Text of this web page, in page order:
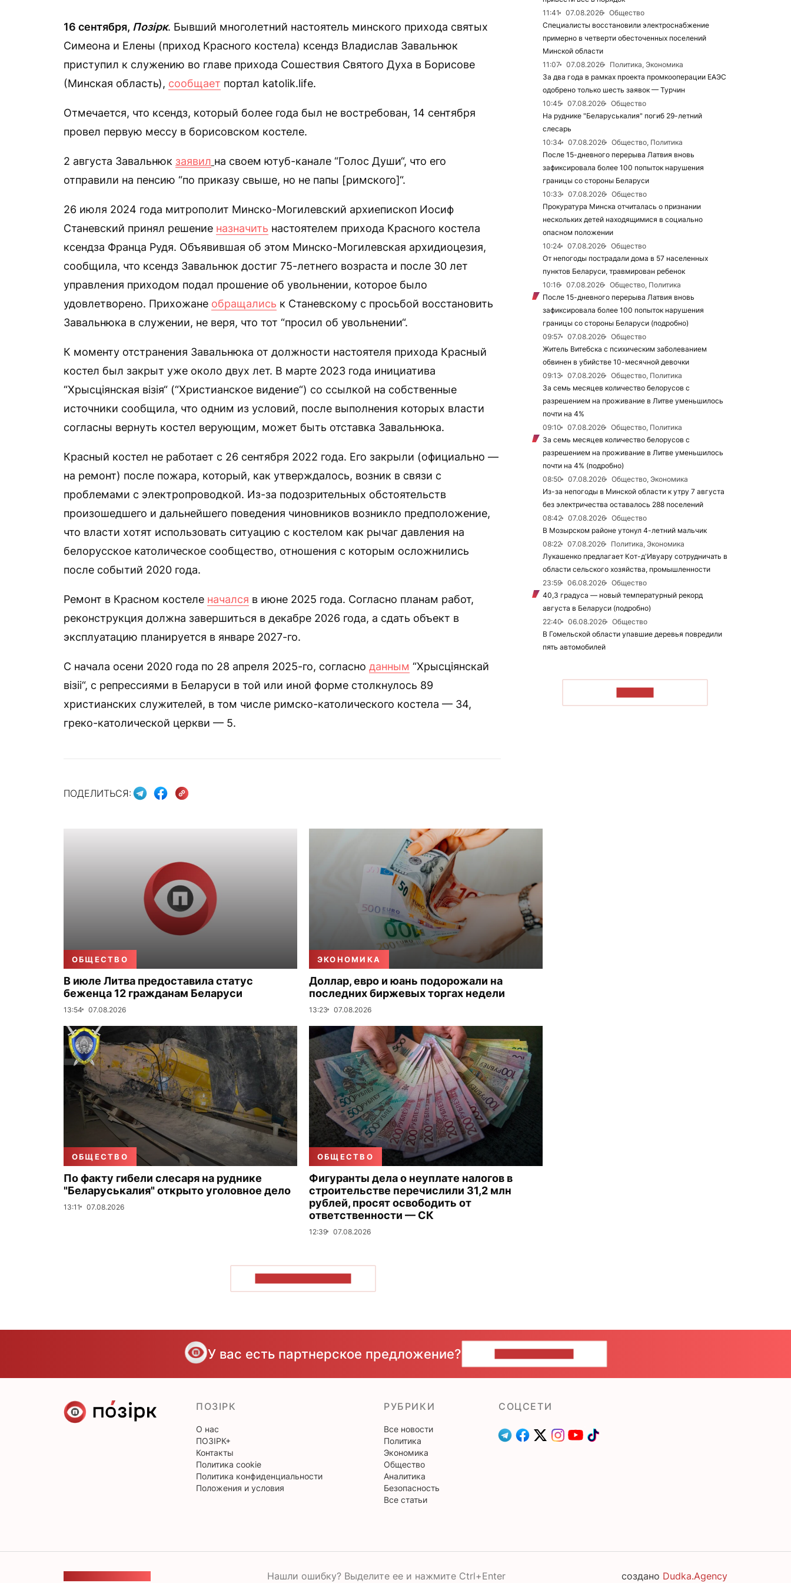
16 сентября, Позірк. Бывший многолетний настоятель минского прихода святых
Симеона и Елены (приход Красного костела) ксендз Владислав Завальнюк
приступил к служению во главе прихода Сошествия Святого Духа в Борисове
(Минская область), сообщает портал katolik.life.
Отмечается, что ксендз, который более года был не востребован, 14 сентября
провел первую мессу в борисовском костеле.
2 августа Завальнюк заявил на своем ютуб-канале “Голос Души“, что его
отправили на пенсию “по приказу свыше, но не папы [римского]“.
26 июля 2024 года митрополит Минско-Могилевский архиепископ Иосиф
Станевский принял решение назначить настоятелем прихода Красного костела
ксендза Франца Рудя. Объявившая об этом Минско-Могилевская архидиоцезия,
сообщила, что ксендз Завальнюк достиг 75-летнего возраста и после 30 лет
управления приходом подал прошение об увольнении, которое было
удовлетворено. Прихожане обращались к Станевскому с просьбой восстановить
Завальнюка в служении, не веря, что тот “просил об увольнении“.
К моменту отстранения Завальнюка от должности настоятеля прихода Красный
костел был закрыт уже около двух лет. В марте 2023 года инициатива
“Хрысціянская візія“ (“Христианское видение“) со ссылкой на собственные
источники сообщила, что одним из условий, после выполнения которых власти
согласны вернуть костел верующим, может быть отставка Завальнюка.
Красный костел не работает с 26 сентября 2022 года. Его закрыли (официально —
на ремонт) после пожара, который, как утверждалось, возник в связи с
проблемами с электропроводкой. Из-за подозрительных обстоятельств
произошедшего и дальнейшего поведения чиновников возникло предположение,
что власти хотят использовать ситуацию с костелом как рычаг давления на
белорусское католическое сообщество, отношения с которым осложнились
после событий 2020 года.
Ремонт в Красном костеле начался в июне 2025 года. Согласно планам работ,
реконструкция должна завершиться в декабре 2026 года, а сдать объект в
эксплуатацию планируется в январе 2027-го.
С начала осени 2020 года по 28 апреля 2025-го, согласно данным “Хрысціянскай
візіі“, с репрессиями в Беларуси в той или иной форме столкнулось 89
христианских служителей, в том числе римско-католического костела — 34,
греко-католической церкви — 5.
ПОДЕЛИТЬСЯ:
ОБЩЕСТВО
В июле Литва предоставила статус
беженца 12 гражданам Беларуси
13:54 07.08.2026
ЭКОНОМИКА
Доллар, евро и юань подорожали на
последних биржевых торгах недели
13:23 07.08.2026
ОБЩЕСТВО
По факту гибели слесаря на руднике
"Беларуськалия" открыто уголовное дело
13:11 07.08.2026
ОБЩЕСТВО
Фигуранты дела о неуплате налогов в
строительстве перечислили 31,2 млн
рублей, просят освободить от
ответственности — СК
12:39 07.08.2026
11:41
07.08.2026
Общество
Специалисты восстановили электроснабжение
примерно в четверти обесточенных поселений
Минской области
11:07
07.08.2026
Политика, Экономика
За два года в рамках проекта промкооперации ЕАЭС
одобрено только шесть заявок — Турчин
10:45
07.08.2026
Общество
На руднике "Беларуськалия" погиб 29-летний
слесарь
10:34
07.08.2026
Общество, Политика
После 15-дневного перерыва Латвия вновь
зафиксировала более 100 попыток нарушения
границы со стороны Беларуси
10:33
07.08.2026
Общество
Прокуратура Минска отчиталась о признании
нескольких детей находящимися в социально
опасном положении
10:24
07.08.2026
Общество
От непогоды пострадали дома в 57 населенных
пунктов Беларуси, травмирован ребенок
10:16
07.08.2026
Общество, Политика
После 15-дневного перерыва Латвия вновь
зафиксировала более 100 попыток нарушения
границы со стороны Беларуси (подробно)
09:57
07.08.2026
Общество
Житель Витебска с психическим заболеванием
обвинен в убийстве 10-месячной девочки
09:13
07.08.2026
Общество, Политика
За семь месяцев количество белорусов с
разрешением на проживание в Литве уменьшилось
почти на 4%
09:10
07.08.2026
Общество, Политика
За семь месяцев количество белорусов с
разрешением на проживание в Литве уменьшилось
почти на 4% (подробно)
08:50
07.08.2026
Общество, Экономика
Из-за непогоды в Минской области к утру 7 августа
без электричества оставалось 288 поселений
08:42
07.08.2026
Общество
В Мозырском районе утонул 4-летний мальчик
08:22
07.08.2026
Политика, Экономика
Лукашенко предлагает Кот-д'Ивуару сотрудничать в
области сельского хозяйства, промышленности
23:59
06.08.2026
Общество
40,3 градуса — новый температурный рекорд
августа в Беларуси (подробно)
22:40
06.08.2026
Общество
В Гомельской области упавшие деревья повредили
пять автомобилей
У вас есть партнерское предложение?
ПОЗІРК
О нас
ПОЗІРК+
Контакты
Политика cookie
Политика конфиденциальности
Положения и условия
РУБРИКИ
Все новости
Политика
Экономика
Общество
Аналитика
Безопасность
Все статьи
CОЦСЕТИ
Нашли ошибку? Выделите ее и нажмите Ctrl+Enter создано Dudka.Agency